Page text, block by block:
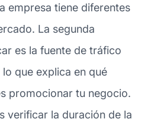
empresa tiene diferentes
La segunda
es la fuente de tráfico
que explica en qué
promocionar tu negocio.
verificar la duración de la